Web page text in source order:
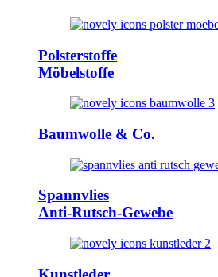
Polsterstoffe
Möbelstoffe
Baumwolle & Co.
Spannvlies
Anti-Rutsch-Gewebe